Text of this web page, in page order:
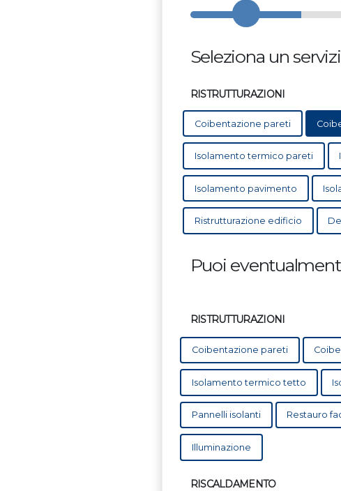
Seleziona un
RISTRUTTURAZIONI
Coibentazione pareti
Isolamento termico pareti
Isolamento pavimento
Ristrutturazione edificio
Puoi
RISTRUTTURAZIONI
Coibentazione pareti
Isolamento termico tetto
Pannelli isolanti Restauro
Illuminazione
RISCALDAMENTO